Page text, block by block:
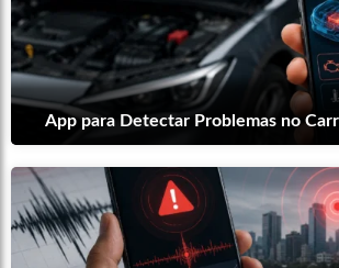
App para Detectar Problemas no